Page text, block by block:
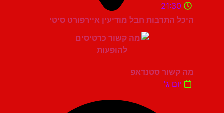
היכל התרבות חבל מודיעין איירפורט סיטי
21:30
מה קשור סטנדאפ
יום ג'